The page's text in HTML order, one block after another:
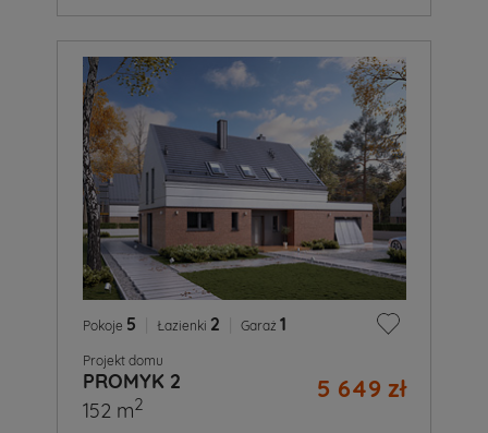
Pokoje 5 Łazienki 2 Garaż 1
Projekt domu
PROMYK 2 5 649 zł
152 m2